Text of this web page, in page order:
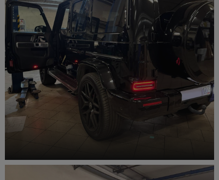
Компьютерная диагностика